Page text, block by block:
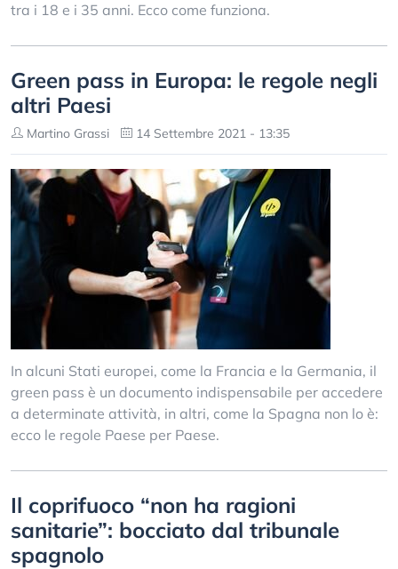
tra i 18 e i 35 anni. Ecco come funziona.
Green pass in Europa: le regole negli
altri Paesi
Martino Grassi 14 Settembre 2021 - 13:35
In alcuni Stati europei, come la Francia e la Germania, il
green pass è un documento indispensabile per accedere
a determinate attività, in altri, come la Spagna non lo è:
ecco le regole Paese per Paese.
Il coprifuoco “non ha ragioni
sanitarie”: bocciato dal tribunale
spagnolo